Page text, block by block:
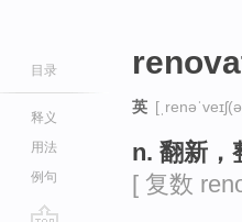
目录
释义
用法
例句
英
n. 翻新，
[ 复数